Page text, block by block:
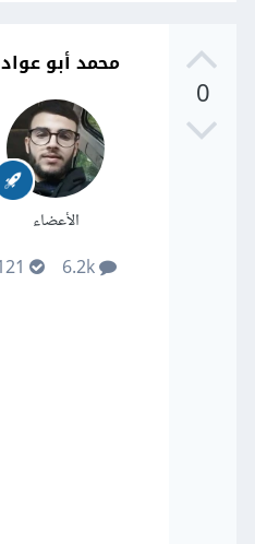
0
محمد أبو عواد
الأعضاء
6.2k